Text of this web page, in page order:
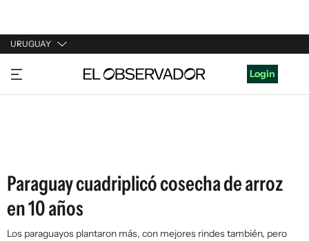
URUGUAY
URUGUAY
ARGENTINA
Login
Paraguay cuadriplicó cosecha de arroz
en 10 años
Los paraguayos plantaron más, con mejores rindes también, pero